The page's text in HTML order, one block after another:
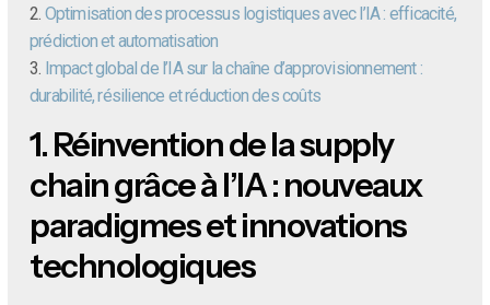
2. Optimisation des processus logistiques avec l’IA : efficacité,
prédiction et automatisation
3. Impact global de l’IA sur la chaîne d’approvisionnement :
durabilité, résilience et réduction des coûts
1.Réinvention de la supply
chain grâce à l’IA : nouveaux
paradigmes et innovations
technologiques